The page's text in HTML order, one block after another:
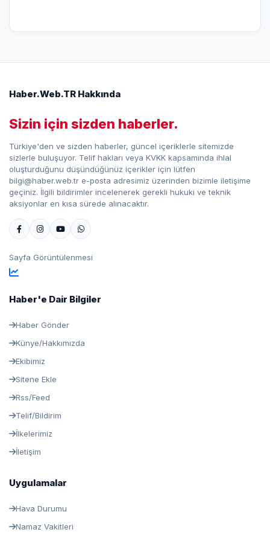
Haber.Web.TR Hakkında
Sizin için sizden haberler.
Türkiye'den ve sizden haberler, güncel içeriklerle sitemizde
sizlerle buluşuyor. Telif hakları veya KVKK kapsamında ihlal
oluşturduğunu düşündüğünüz içerikler için lütfen
bilgi@haber.web.tr e-posta adresimiz üzerinden bizimle iletişime
geçiniz. İlgili bildirimler incelenerek gerekli hukuki ve teknik
aksiyonlar en kısa sürede alınacaktır.
Sayfa Görüntülenmesi
Haber'e Dair Bilgiler
Haber Gönder
Künye/Hakkımızda
Ekibimiz
Sitene Ekle
Rss/Feed
Telif/Bildirim
İlkelerimiz
İletişim
Uygulamalar
Hava Durumu
Namaz Vakitleri